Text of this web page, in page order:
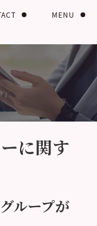
MENU
に関す
ループが